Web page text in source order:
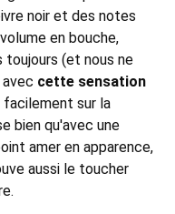
noir et des notes
en bouche,
toujours (et nous ne
cette sensation
facilement sur la
bien qu'avec une
amer en apparence,
aussi le toucher